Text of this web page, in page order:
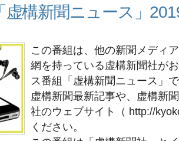
虚構新聞ニュース」
この番組は、他の新聞メディ
網を持っている虚構新聞社が
ス番組「虚構新聞ニュース」
虚構新聞最新記事や、虚構新
社のウェブサイト（ http://
ください。